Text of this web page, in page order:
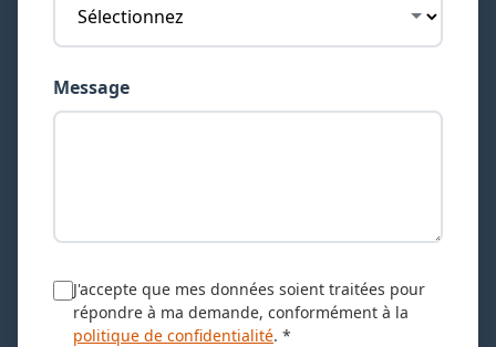
Message
J'accepte que mes données soient traitées pour
répondre à ma demande, conformément à la
politique de confidentialité. *